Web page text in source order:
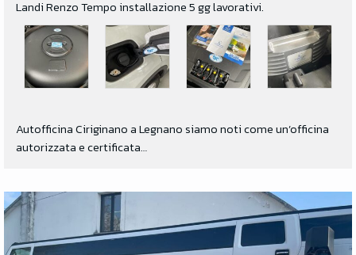
Landi Renzo Tempo installazione 5 gg lavorativi.
Autofficina Ciriginano a Legnano siamo noti come un’officina
autorizzata e certificata…